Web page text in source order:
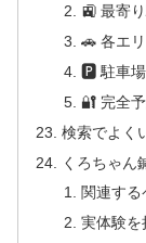
🚉 最寄
🚗 各エ
🅿 駐車場
🔐 完全
検索でよく
くろちゃん
関連する
実体験を